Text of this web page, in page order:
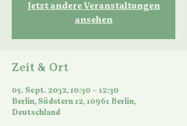
Jetzt andere Veranstaltungen
ansehen
Zeit & Ort
05. Sept. 2032, 10:30 – 12:30
Berlin, Südstern 12, 10961 Berlin,
Deutschland